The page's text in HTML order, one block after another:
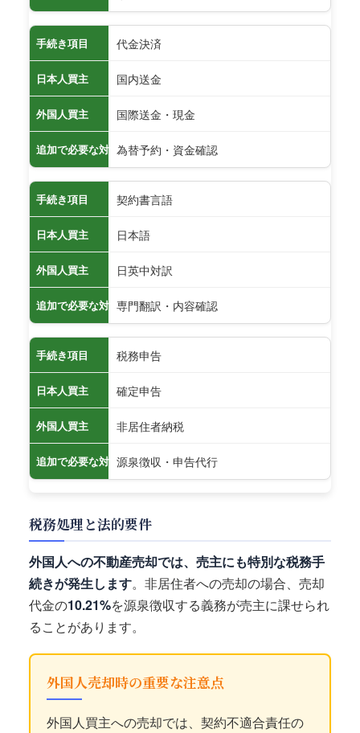
手続き項目 代金決済
日本人買主 国内送金
外国人買主 国際送金・現金
追加で必要な対応為替予約・資金確認
手続き項目 契約書言語
日本人買主 日本語
外国人買主 日英中対訳
追加で必要な対応専門翻訳・内容確認
手続き項目 税務申告
日本人買主 確定申告
外国人買主 非居住者納税
追加で必要な対応源泉徴収・申告代行
税務処理と法的要件
外国人への不動産売却では、売主にも特別な税務手
続きが発生します。非居住者への売却の場合、売却
代金の10.21%を源泉徴収する義務が売主に課せられ
ることがあります。
外国人売却時の重要な注意点
外国人買主への売却では、契約不適合責任の